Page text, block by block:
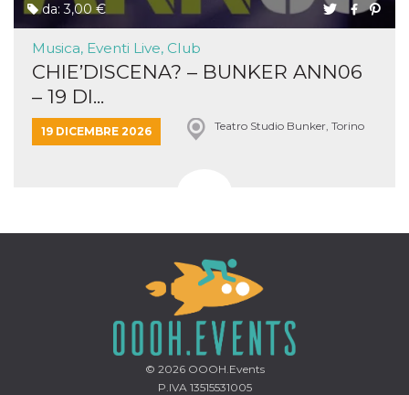
da: 3,00 €
Musica, Eventi Live, Club
CHIE’DISCENA? – BUNKER ANN06
– 19 DI...
19 DICEMBRE 2026 Teatro Studio Bunker, Torino
© 2026OOOH.Events
P.IVA 13515531005